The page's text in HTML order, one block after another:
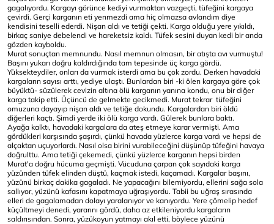
gagalıyordu. Kargayı görünce kediyi vurmaktan vazgeçti, tüfeğini kargaya
çevirdi. Gerçi karganın eti yenmezdi ama hiç olmazsa avlandım diye
kendisini teselli ederdi. Nişan aldı ve tetiği çekti. Karga olduğu yere yıkıldı,
birkaç saniye debelendi ve hareketsiz kaldı. Tüfek sesini duyan kedi bir anda
gözden kayboldu.
Murat sonuçtan memnundu. Nasıl memnun olmasın, bir atışta avı vurmuştu!
Başını yukarı doğru kaldırdığında tam tepesinde üç karga gördü.
Yüksekteydiler, onları da vurmak isterdi ama bu çok zordu. Derken havadaki
kargaların sayısı arttı, yediye ulaştı. Bunlardan biri -ki ölen kargaya göre çok
büyüktü- süzülerek cevizin altına ölü karganın yanına kondu, onu bir diğer
karga takip etti. Üçüncü de gelmekte gecikmedi. Murat tekrar tüfeğini
omuzuna dayayıp nişan aldı ve tetiğe dokundu. Kargalardan biri öldü
diğerleri kaçtı. Şimdi yerde iki ölü karga vardı. Gülerek bunlara baktı.
Ayağa kalktı, havadaki kargalara da ateş etmeye karar vermişti. Ama
gördükleri karşısında şaşırdı, çünkü havada yüzlerce karga vardı ve hepsi de
alçaktan uçuyorlardı. Nasıl olsa birini vurabileceğini düşünüp tüfeğini havaya
doğrulttu. Ama tetiği çekemedi, çünkü yüzlerce karganın hepsi birden
Murat'a doğru hücuma geçmişti. Vücuduna çarpan çok sayıdaki karga
yüzünden tüfek elinden düştü, kaçmak istedi, kaçamadı. Kargalar başını,
yüzünü birkaç dakika gagaladı. Ne yapacağını bilemiyordu, ellerini sağa sola
sallıyor, yüzünü kafasını kapatmaya uğraşıyordu. Tabii bu uğraş sırasında
elleri de gagalamadan dolayı yaralanıyor ve kanıyordu. Yere çömelip hedef
küçültmeyi denedi, yararını gördü, daha az etkileniyordu kargaların
saldırısından. Sonra, yüzükoyun yatmayı akıl etti, böylece yüzünü